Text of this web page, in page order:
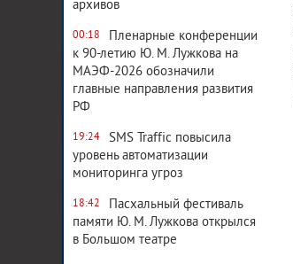
архивов
00:18
Пленарные конференции
к 90-летию Ю. М. Лужкова на
МАЭФ-2026 обозначили
главные направления развития
РФ
19:24
SMS Traffic повысила
уровень автоматизации
мониторинга угроз
18:42
Пасхальный фестиваль
памяти Ю. М. Лужкова открылся
в Большом театре